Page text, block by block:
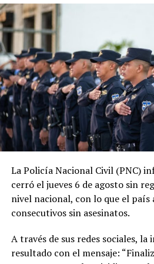
tendencia descendente en los
administración, la PNC
que va del año, las autoridades
homicidios, mientras que 2025
indicadores favorables en
que el Gobierno mantendrá las
capturar a integrantes de
La Policía Nacional Civil (PNC)
cerró el jueves 6 de agosto sin
nivel nacional, con lo que el país
consecutivos sin asesinatos.
A través de sus redes sociales,
resultado con el mensaje: